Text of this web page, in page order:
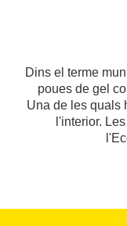
Dins el terme
poues de gel
Una de les quals
l'interior.